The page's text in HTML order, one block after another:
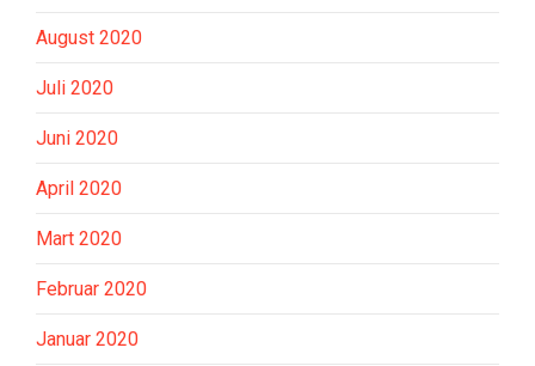
August 2020
Juli 2020
Juni 2020
April 2020
Mart 2020
Februar 2020
Januar 2020